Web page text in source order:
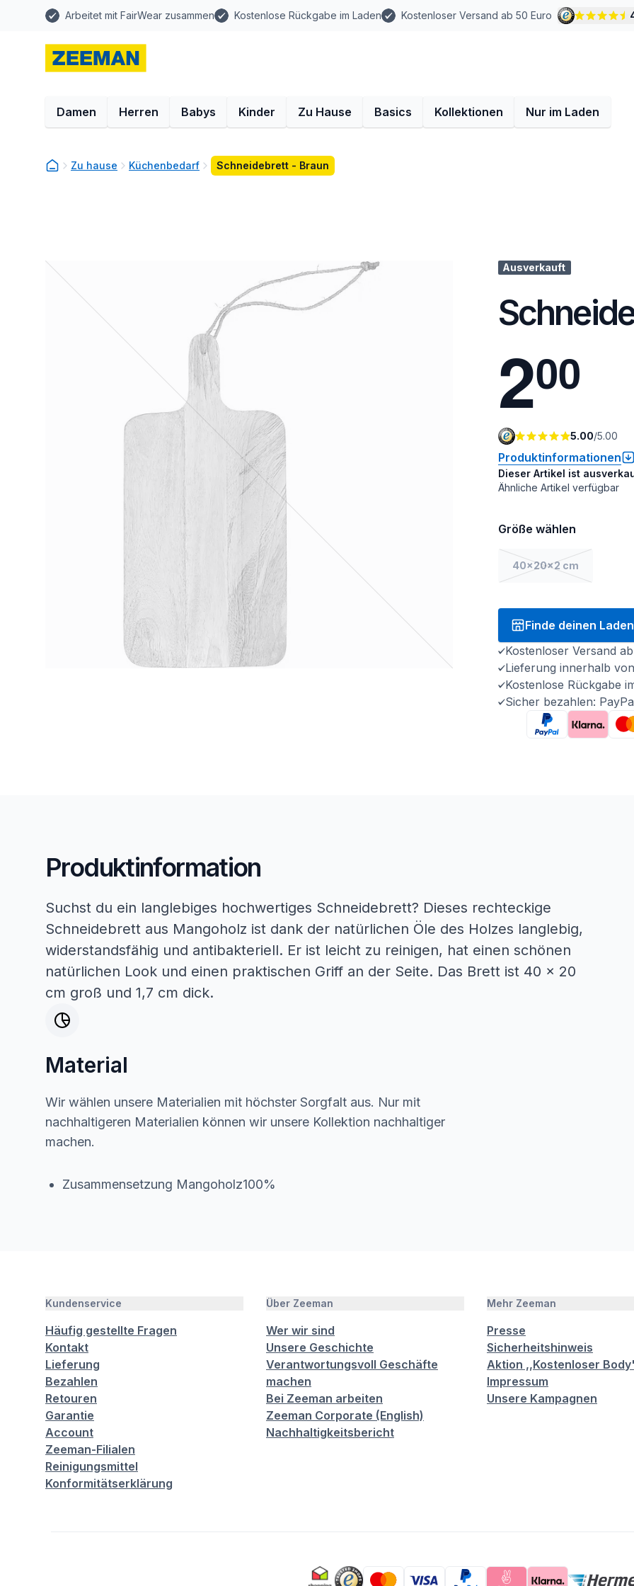
Arbeitet mit FairWear zusammen Kostenlose Rückgabe im Laden Kostenloser Versand ab 50 Euro
Damen Herren Babys Kinder Zu Hause Basics Kollektionen Nur im Laden
Zu hause Küchenbedarf Schneidebrett - Braun
Ausverkauft
200
5.00/5.00
Produktinformationen
Dieser Artikel ist
Ähnliche Artikel verfügbar
Größe wählen
40x20x2 cm
Finde deinen Laden
Kostenloser Versand
Lieferung innerhalb
Kostenlose Rückgabe
Sicher bezahlen:
Produktinformation
Suchst du ein langlebiges hochwertiges Schneidebrett? Dieses rechteckige
Schneidebrett aus Mangoholz ist dank der natürlichen Öle des Holzes langlebig,
widerstandsfähig und antibakteriell. Er ist leicht zu reinigen, hat einen schönen
natürlichen Look und einen praktischen Griff an der Seite. Das Brett ist 40 x 20
cm groß und 1,7 cm dick.
Material
Wir wählen unsere Materialien mit höchster Sorgfalt aus. Nur mit
nachhaltigeren Materialien können wir unsere Kollektion nachhaltiger
machen.
Zusammensetzung Mangoholz100%
Kundenservice
Häufig gestellte Fragen
Kontakt
Lieferung
Bezahlen
Retouren
Garantie
Account
Zeeman-Filialen
Reinigungsmittel
Konformitätserklärung
Über Zeeman
Wer wir sind
Unsere Geschichte
Verantwortungsvoll Geschäfte
machen
Bei Zeeman arbeiten
Zeeman Corporate (English)
Nachhaltigkeitsbericht
Mehr Zeeman
Presse
Sicherheitshinweis
Aktion ,,Kostenloser
Impressum
Unsere Kampagnen